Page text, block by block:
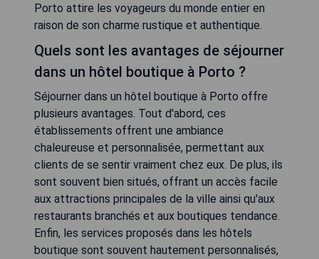
Porto attire les voyageurs du monde entier en
raison de son charme rustique et authentique.
Quels sont les avantages de séjourner
dans un hôtel boutique à Porto ?
Séjourner dans un hôtel boutique à Porto offre
plusieurs avantages. Tout d'abord, ces
établissements offrent une ambiance
chaleureuse et personnalisée, permettant aux
clients de se sentir vraiment chez eux. De plus, ils
sont souvent bien situés, offrant un accès facile
aux attractions principales de la ville ainsi qu'aux
restaurants branchés et aux boutiques tendance.
Enfin, les services proposés dans les hôtels
boutique sont souvent hautement personnalisés,